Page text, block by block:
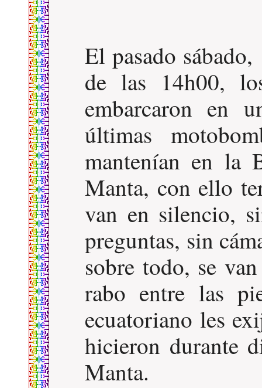
El pasado
de las 14h00,
embarcaron en
últimas
mantenían en la
Manta, con ello
van en silencio,
preguntas, sin
sobre todo, se
rabo entre las
ecuatoriano les
hicieron durante
Manta.